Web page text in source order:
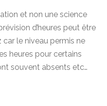
et non une science
d’heures peut être
le niveau permis ne
heures pour certains
souvent absents etc…